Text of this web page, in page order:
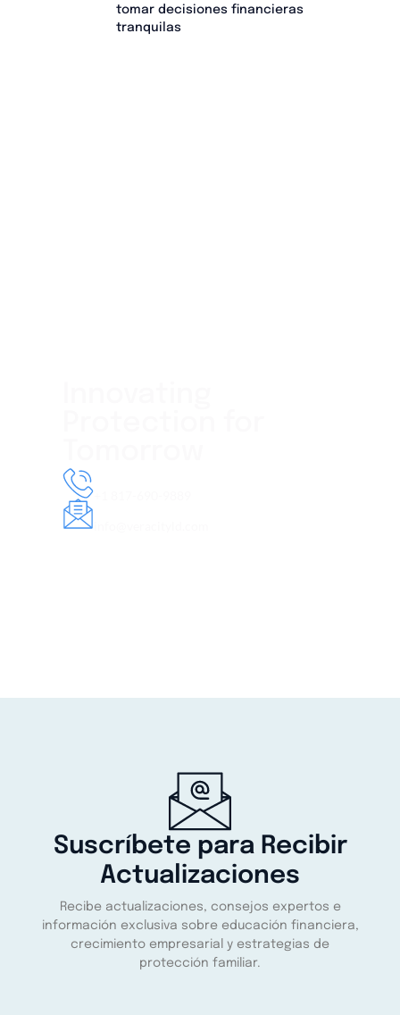
tomar decisiones financieras
tranquilas
Suscríbete para Recibir
Actualizaciones
Recibe actualizaciones, consejos expertos e
información exclusiva sobre educación financiera,
crecimiento empresarial y estrategias de
protección familiar.